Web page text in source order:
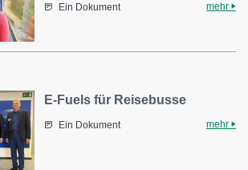
Ein Dokument mehr
E-Fuels für Reisebusse
Ein Dokument mehr